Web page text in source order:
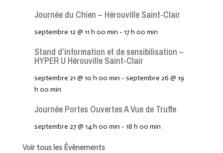
Journée du Chien – Hérouville Saint-Clair
septembre 12 @ 11 h 00 min - 17 h 00 min
Stand d’information et de sensibilisation –
HYPER U Hérouville Saint-Clair
septembre 21 @ 10 h 00 min - septembre 26 @ 19
h 00 min
Journée Portes Ouvertes A Vue de Truffe
septembre 27 @ 14 h 00 min - 18 h 00 min
Voir tous les Évènements